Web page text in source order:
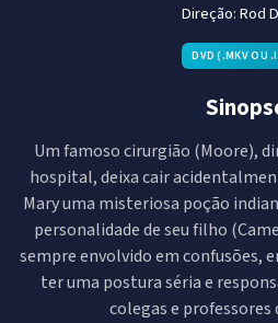
Direção:Rod
DVD (.MKV OU
Um famoso cirurgião (Moore),
hospital, deixa cair
Mary uma misteriosa poção
personalidade de seu filho
sempre envolvido em confusões,
ter uma postura séria e
colegas e professores